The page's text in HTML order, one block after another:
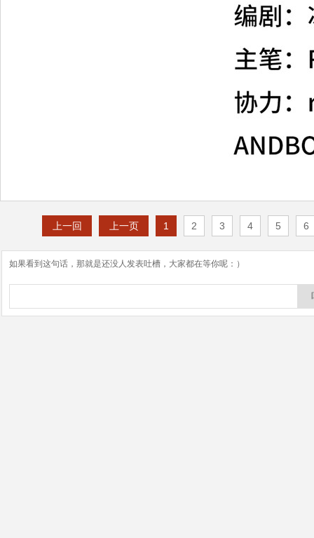
上一回 上一页 1 2 3 4 5 6
如果看到这句话，那就是还没人发表吐槽，大家都在等你呢：）